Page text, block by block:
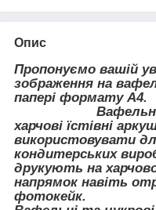
Опис
Пропонуємо вашій
зображення на
папері формату А4.
Вафельний та
харчові їстівні
використовувати
кондитерських
друкують на
напрямок навіть
фотокейк.